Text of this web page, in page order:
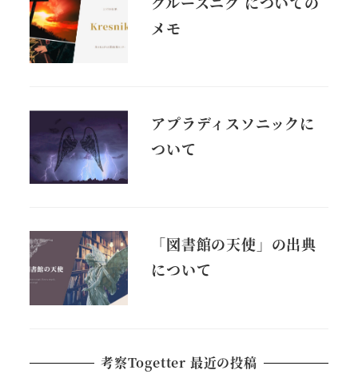
メモ
アプラディスソニックに
ついて
「図書館の天使」の出典
について
考察Togetter 最近の投稿